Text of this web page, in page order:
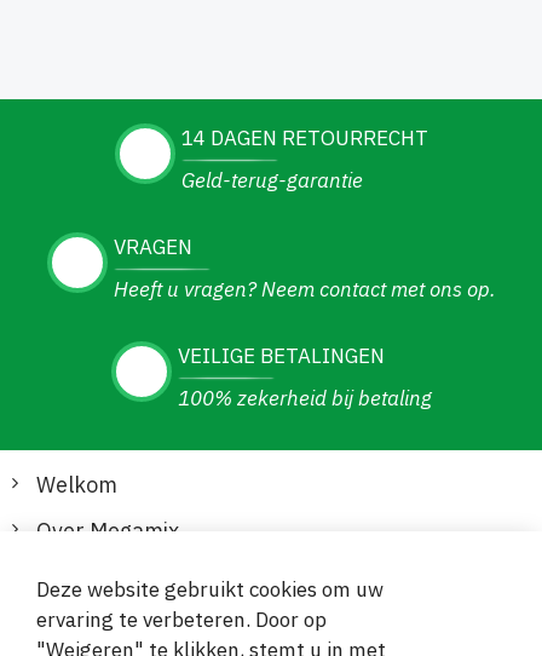
14 DAGEN RETOURRECHT
Geld-terug-garantie
VRAGEN
Heeft u vragen? Neem contact met ons op.
VEILIGE BETALINGEN
100% zekerheid bij betaling
Welkom
Over Megamix
Informatie
Klantenservice
Deze website gebruikt cookies om uw
ervaring te verbeteren. Door op
"Weigeren" te klikken, stemt u in met